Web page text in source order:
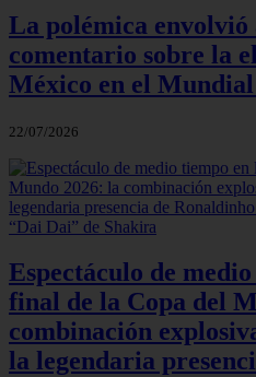
La polémica envolvió
comentario sobre la
México en el Mundial
22/07/2026
Espectáculo de
final de la Copa del
combinación
la legendaria